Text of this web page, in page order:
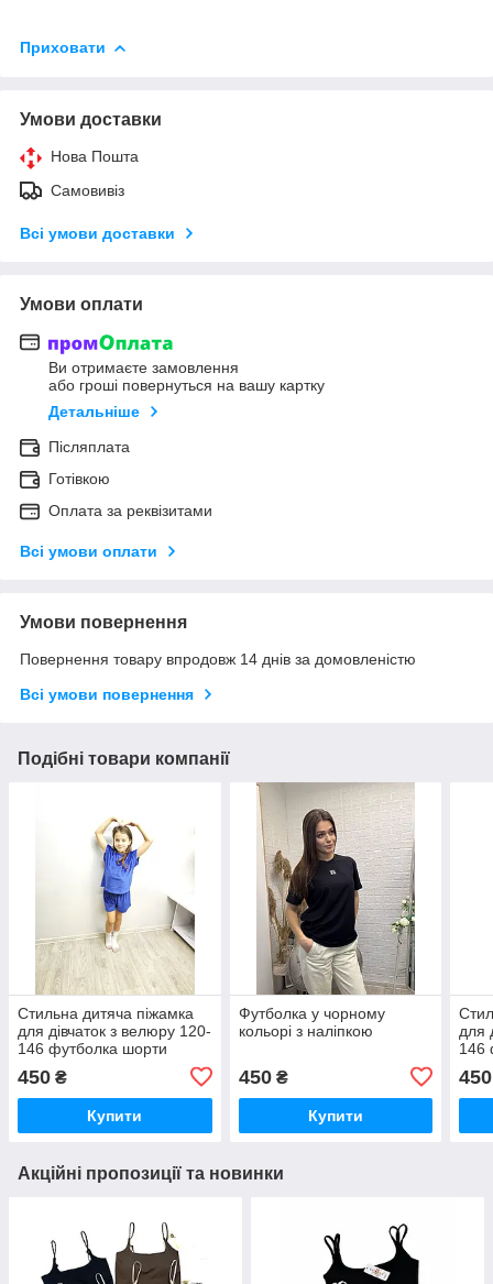
Приховати
Умови доставки
Нова Пошта
Самовивіз
Всі умови доставки
Умови оплати
Ви отримаєте замовлення
або гроші повернуться на вашу картку
Детальніше
Післяплата
Готівкою
Оплата за реквізитами
Всі умови оплати
Умови повернення
Повернення товару впродовж 14 днів за домовленістю
Всі умови повернення
Подібні товари компанії
Стильна дитяча піжамка
для дівчаток з велюру 120-
146 футболка шорти
450 ₴
Купити
Футболка у чорному
кольорі з наліпкою
450₴
Купити
для
146
450
Акційні пропозиції та новинки